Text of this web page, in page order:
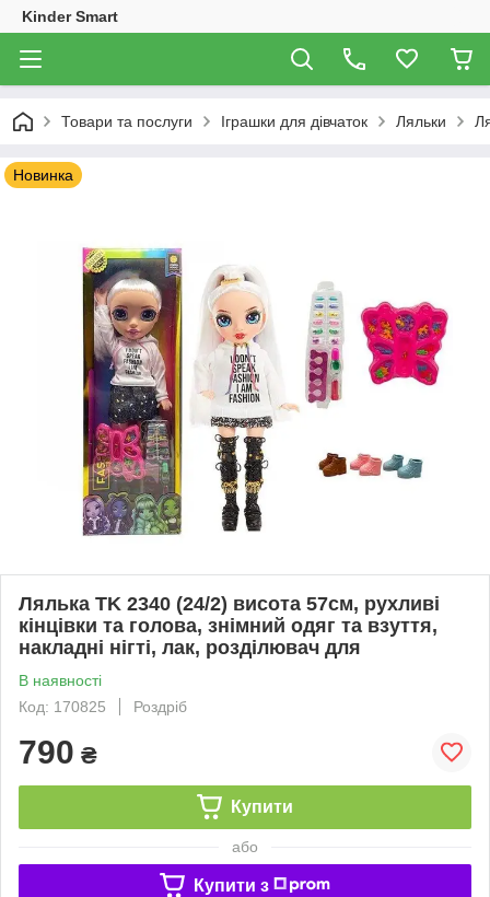
Kinder Smart
Товари та послуги Іграшки для дівчаток Ляльки
Новинка
Лялька TK 2340 (24/2) висота 57см, рухливі
кінцівки та голова, знімний одяг та взуття,
накладні нігті, лак, розділювач для
В наявності
Код: 170825
Роздріб
790 ₴
Купити
або
Купити з